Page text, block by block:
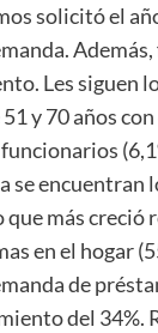
solicitó el
Les siguen
y 70 años
funcionarios
se encuentran
que más creció
en el hogar
de
del 34%.